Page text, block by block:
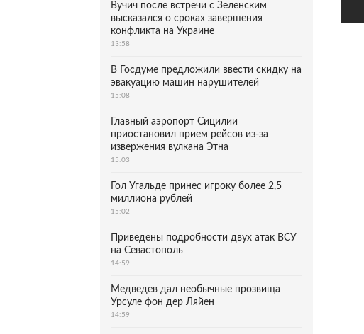
Вучич после встречи с Зеленским
высказался о сроках завершения
конфликта на Украине
13:58
В Госдуме предложили ввести скидку на
эвакуацию машин нарушителей
15:08
Главный аэропорт Сицилии
приостановил прием рейсов из-за
извержения вулкана Этна
15:03
Гол Угальде принес игроку более 2,5
миллиона рублей
15:02
Приведены подробности двух атак ВСУ
на Севастополь
14:59
Медведев дал необычные прозвища
Урсуле фон дер Ляйен
14:59